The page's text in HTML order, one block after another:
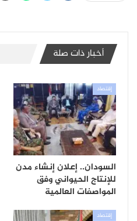
أخبار ذات صلة
إقتصاد
السودان.. إعلان إنشاء مدن
للإنتاج الحيواني وفق
المواصفات العالمية
إقتصاد